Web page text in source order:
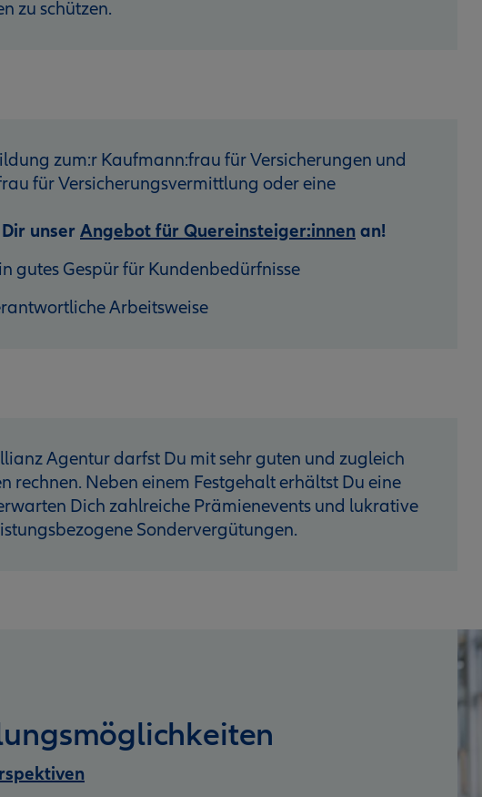
zu schützen.
zum:r Kaufmann:frau für Versicherungen und
für Versicherungsvermittlung oder eine
unser Angebot für Quereinsteiger:innen an!
gutes Gespür für Kundenbedürfnisse
Arbeitsweise
Agentur darfst Du mit sehr guten und zugleich
rechnen. Neben einem Festgehalt erhältst Du eine
Dich zahlreiche Prämienevents und lukrative
Sondervergütungen.